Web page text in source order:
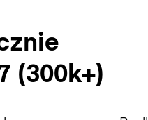
(300k+)